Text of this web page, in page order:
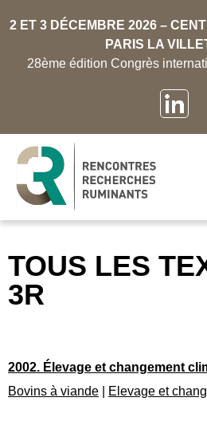
2 ET 3 DÉCEMBRE 2026 –
PARIS LA
28ème édition Congrès
TOUS LES
3R
2002. Élevage et changement
Bovins à viande
Elevage et